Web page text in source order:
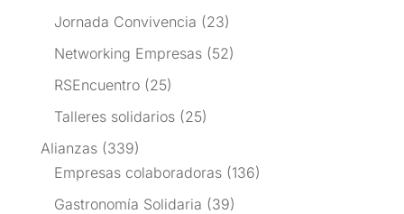
Jornada Convivencia (23)
Networking Empresas(52)
RSEncuentro(25)
Talleres solidarios(25)
Alianzas(339)
Empresas colaboradoras(136)
Gastronomía Solidaria (39)